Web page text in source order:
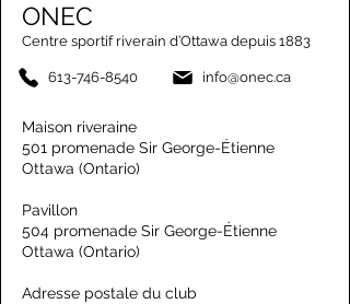
ONEC
Centre sportif riverain d’Ottawa depuis 1883
613-746-8540 info@onec.ca
Maison riveraine
501 promenade Sir George-Étienne
Ottawa (Ontario)
Pavillon
504 promenade Sir George-Étienne
Ottawa (Ontario)
Adresse postale du club